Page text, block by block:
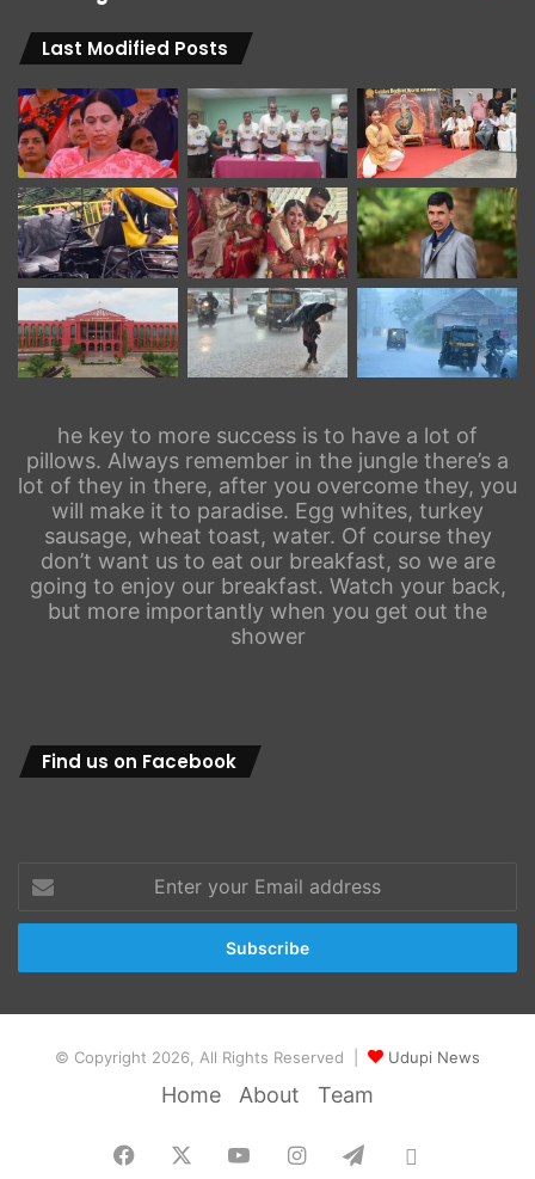
Last Modified Posts
he key to more success is to have a lot of
pillows. Always remember in the jungle there’s a
lot of they in there, after you overcome they, you
will make it to paradise. Egg whites, turkey
sausage, wheat toast, water. Of course they
don’t want us to eat our breakfast, so we are
going to enjoy our breakfast. Watch your back,
but more importantly when you get out the
shower
Find us on Facebook
Enter
your
Email
© Copyright 2026, All Rights Reserved | Udupi News
Home About Team
Facebook YouTubeInstagramTelegram